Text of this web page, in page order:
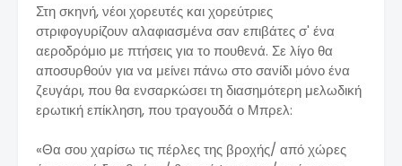
Στη σκηνή, νέοι χορευτές και χορεύτριες
στριφογυρίζουν αλαφιασμένα σαν επιβάτες σ' ένα
αεροδρόμιο με πτήσεις για το πουθενά. Σε λίγο θα
αποσυρθούν για να μείνει πάνω στο σανίδι μόνο ένα
ζευγάρι, που θα ενσαρκώσει τη διασημότερη μελωδική
ερωτική επίκληση, που τραγουδά ο Μπρελ:
«Θα σου χαρίσω τις πέρλες της βροχής/ από χώρες